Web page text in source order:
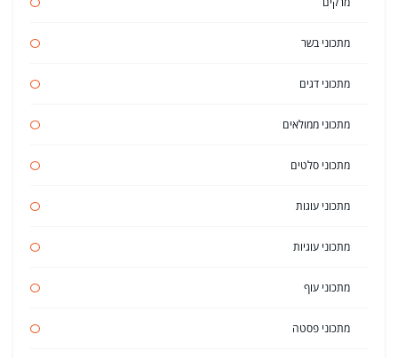
מתכוני בשר
מתכוני דגים
מתכוני ממולאים
מתכוני סלטים
מתכוני עוגות
מתכוני עוגיות
מתכוני עוף
מתכוני פסטה